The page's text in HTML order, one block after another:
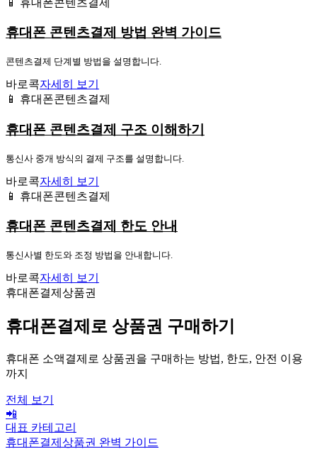
휴대폰 콘텐츠결제 방법 완벽 가이드
콘텐츠결제 단계별 방법을 설명합니다.
바로콕자세히 보기
📱 휴대폰콘텐츠결제
휴대폰 콘텐츠결제 구조 이해하기
통신사 중개 방식의 결제 구조를 설명합니다.
바로콕자세히 보기
📱 휴대폰콘텐츠결제
휴대폰 콘텐츠결제 한도 안내
통신사별 한도와 조정 방법을 안내합니다.
바로콕자세히 보기
휴대폰결제상품권
휴대폰결제로 상품권 구매하기
휴대폰 소액결제로 상품권을 구매하는 방법, 한도, 안전 이용
까지
전체 보기
📲
대표 카테고리
휴대폰결제상품권 완벽 가이드